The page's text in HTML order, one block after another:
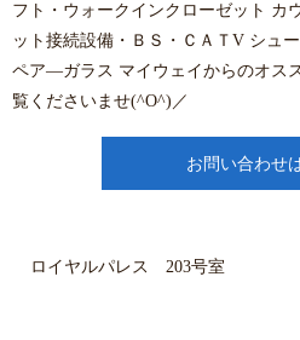
フト・ウォークインクローゼット カ
ット接続設備・ＢＳ・ＣＡＴV シュ
ペア―ガラス マイウェイからのオス
覧くださいませ(^O^)／
お問い合わせ
ロイヤルパレス 203号室